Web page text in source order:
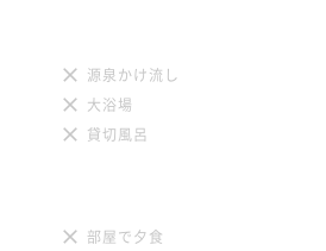
源泉かけ流し
大浴場
貸切風呂
部屋で夕食